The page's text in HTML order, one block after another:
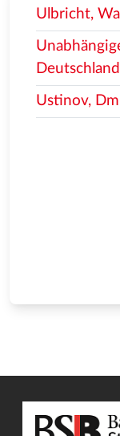
Ulbricht,
Ustinov,